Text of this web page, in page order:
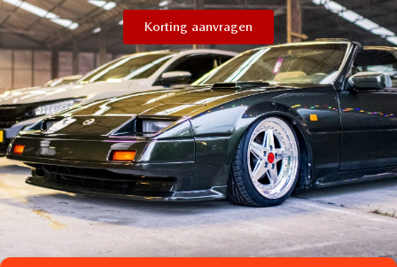
Korting aanvragen